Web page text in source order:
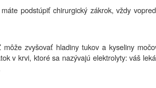
podstúpiť chirurgický zákrok, vždy
môže zvyšovať hladiny tukov a kyseliny
v krvi, ktoré sa nazývajú elektrolyty: váš